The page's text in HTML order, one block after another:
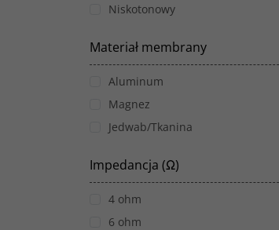
Niskotonowy
Materiał membrany
Aluminum
Magnez
Jedwab/Tkanina
Impedancja (Ω)
4 ohm
6 ohm